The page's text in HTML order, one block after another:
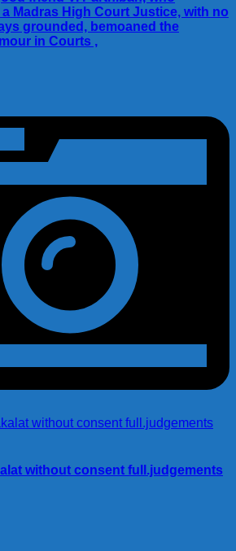
Madras High Court Justice, with no
grounded, bemoaned the
in Courts ,
without consent full.judgements